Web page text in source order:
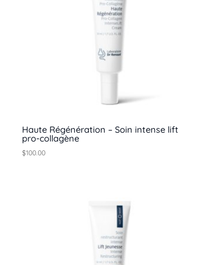
Haute Régénération – Soin intense lift
pro-collagène
$100.00